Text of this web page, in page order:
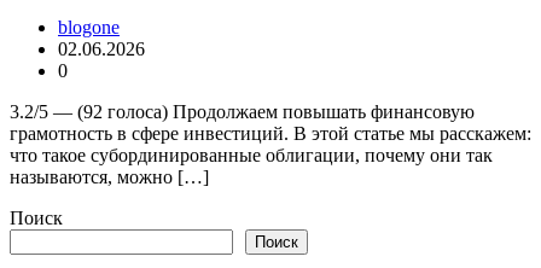
blogone
02.06.2026
0
3.2/5 — (92 голоса) Продолжаем повышать финансовую
грамотность в сфере инвестиций. В этой статье мы расскажем:
что такое субординированные облигации, почему они так
называются, можно […]
Поиск
Поиск